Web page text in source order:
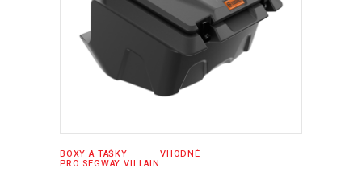
PŘIDAT DO KOŠÍKU
BOXY A TAŠKY VHODNÉ
PRO SEGWAY VILLAIN